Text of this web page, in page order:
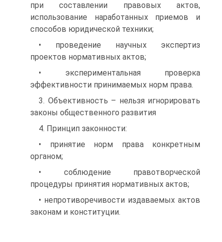
при составлении правовых актов,
использование наработанных приемов и
способов юридической техники;
• проведение научных экспертиз
проектов нормативных актов;
• экспериментальная проверка
эффективности принимаемых норм права.
3. Объективность – нельзя игнорировать
законы общественного развития
4. Принцип законности:
• принятие норм права конкретным
органом;
• соблюдение правотворческой
процедуры принятия нормативных актов;
• непротиворечивости издаваемых актов
законам и конституции.